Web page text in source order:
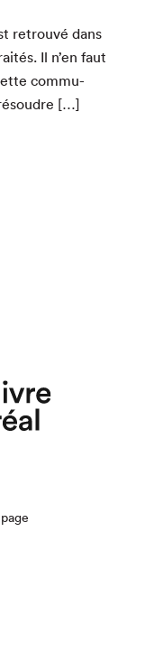
retrou­vé dans
Il n’en faut
com­mu­
[…]